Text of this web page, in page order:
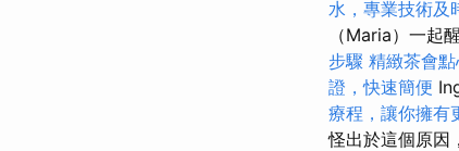
水，專業技術及
（Maria）一起
步驟 精緻茶會
證，快速簡便
療程，讓你擁有
怪出於這個原因